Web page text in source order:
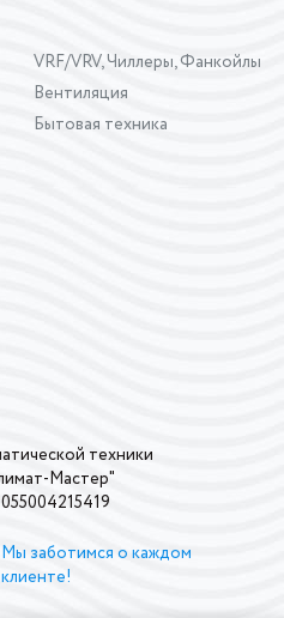
VRF/VRV, Чиллеры, Фанкойлы
Вентиляция
Бытовая техника
техники
Мастер"
Мы заботимся о каждом
клиенте!